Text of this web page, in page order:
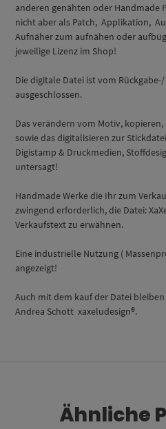
anderen genähten oder Handmade
nicht aber als Patch, Applikation,
Aufnäher zum aufnähen oder
jeweilige Lizenz im Shop!
Die digitale Datei ist vom
ausgeschlossen.
Das verändern vom Motiv,
sowie das digitalisieren zur
Digistamp & Druckmedien,
untersagt!
Handmade Werke die Ihr zum
zwingend erforderlich, die Datei:
Verkaufstext zu erwähnen.
Eine industrielle Nutzung (
angezeigt!
Auch mit dem kauf der Datei
Andrea Schott xaxeludesign®.
Ähnliche